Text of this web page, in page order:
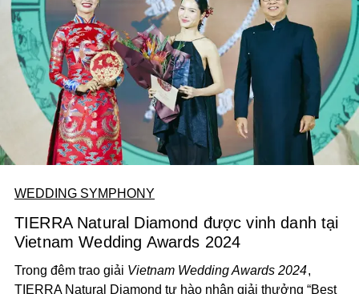
WEDDING SYMPHONY
TIERRA Natural Diamond được vinh danh tại
Vietnam Wedding Awards 2024
Trong đêm trao giải Vietnam Wedding Awards 2024,
TIERRA Natural Diamond tự hào nhận giải thưởng “Best